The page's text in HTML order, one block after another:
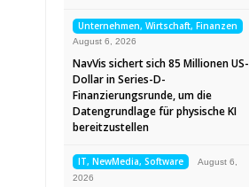
Unternehmen, Wirtschaft, Finanzen
August 6, 2026
NavVis sichert sich 85 Millionen US-
Dollar in Series-D-
Finanzierungsrunde, um die
Datengrundlage für physische KI
bereitzustellen
IT, NewMedia, Software
August 6,
2026